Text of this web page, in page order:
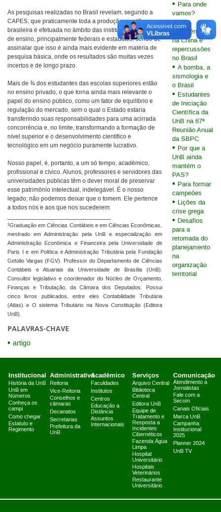
As pesquisas realizadas no Brasil revelam, segundo a
CAPES, que praticamente toda a produção científica
brasileira é efetuada no âmbito das instituições públicas
de ensino, principalmente federais e estaduais, sendo de
assinalar que isso é ainda mais evidente em matéria de
pesquisa básica, onde os resultados são muitas vezes
incertos e de longo prazo.
Mais de ¾ dos estudantes das escolas superiores estão
no ensino privado, o que torna ainda mais relevante o
papel do ensino público, como um fator de equilíbrio e
regulação do mercado, sem o qual o Estado estaria
transferindo suas responsabilidades para uma acirrada
concorrência e, no limite, transformando a formação de
nível superior e o desenvolvimento científico e
tecnológico em um negócio puramente lucrativo.
Nosso papel, é, portanto, a um só tempo, acadêmico,
profissional e cívico. Alunos, professores e servidores das
universidades públicas têm o dever moral de preservar
esse patrimônio intelectual, indelegável. É o nosso
legado; não podemos deixar que o tomem. Ele pertence
a todos nós e aos que nos sucederem.
¹Graduação em Ciências Contábeis e em Ciências Econômicas,
mestrado em Administração pela UnB e especialização em
Administração Econômica e Financeira pela Universidade de
Paris I e em Política e Administração Tributária pela Fundação
Getúlio Vargas (FGV). Professor do Departamento de Ciências
Contábeis e Atuariais da Universidade de Brasília (UnB).
Consultor legislativo e coordenador do Núcleo de Orçamento,
Finanças e Tributação, da Câmara dos Deputados. Possui
cinco livros publicados, entre eles Contabilidade Tributária
(Atlas) e O sistema Tributário na Nova Constituição (Editora
UnB).
PALAVRAS-CHAVE
artigo
Para onde
vamos?
Turbulências
na China e
repercussões
no Brasil
A bomba, a
sismologia e
o Brasil
Estudantes
de Iniciação
Científica da
UnB na 67ª
Reunião Anual
da SBPC
Por que a
UnB ainda
mantém o
PAS?
Para formar
campeões
Lições da
crise grega
Desafios
para a
retomada do
planejamento
na
organização
territorial
Institucional
História da UnB
UnB em
Números
Conheça os
campi
Como chegar
Estatuto e
Regimento
Administrativo
Reitoria
Vice-Reitoria
Conselhos e
câmaras
Decanatos
Secretarias
Prefeitura da
UnB
Acadêmico
Faculdades
Institutos
Centros
Educação a
Distância
Assuntos
Internacionais
Serviços
Arquivo Central
Biblioteca
Central
Editora UnB
Equipe de
Tratamento e
Resposta a
Incidentes
Cibernéticos
Fazenda Água
Limpa
Hospital
Universitário
Hospitais
Veterinários
Restaurante
Universitário
Comunicação
Atendimento a
Jornalistas
Fale com a
Secom
Canais Oficiais
Marca UnB
Campanha
Institucional
2025
Planner 2024
UnB TV